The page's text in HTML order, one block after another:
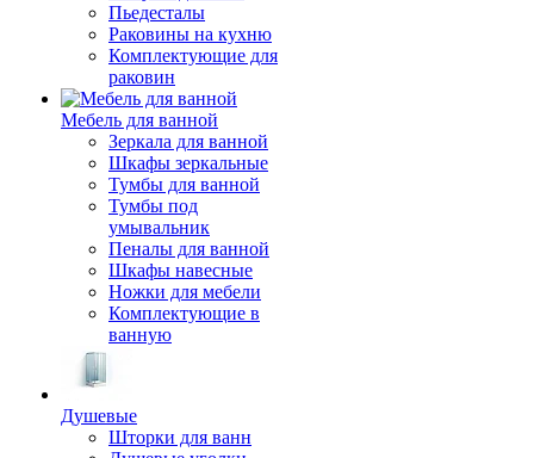
Пьедесталы
Раковины на кухню
Комплектующие для
раковин
Мебель для ванной
Зеркала для ванной
Шкафы зеркальные
Тумбы для ванной
Тумбы под
умывальник
Пеналы для ванной
Шкафы навесные
Ножки для мебели
Комплектующие в
ванную
Душевые
Шторки для ванн